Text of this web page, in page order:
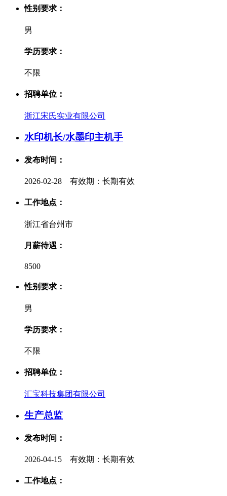
性别要求：
男
学历要求：
不限
招聘单位：
浙江宋氏实业有限公司
水印机长/水墨印主机手
发布时间：
2026-02-28 有效期：长期有效
工作地点：
浙江省台州市
月薪待遇：
8500
性别要求：
男
学历要求：
不限
招聘单位：
汇宝科技集团有限公司
生产总监
发布时间：
2026-04-15 有效期：长期有效
工作地点：